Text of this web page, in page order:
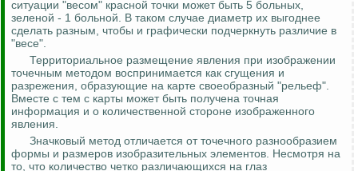
ситуации "весом" красной точки может быть 5 больных,
зеленой - 1 больной. В таком случае диаметр их выгоднее
сделать разным, чтобы и графически подчеркнуть различие в
"весе".
Территориальное размещение явления при изображении
точечным методом воспринимается как сгущения и
разрежения, образующие на карте своеобразный "рельеф".
Вместе с тем с карты может быть получена точная
информация и о количественной стороне изображенного
явления.
Значковый метод отличается отточечного разнообразием
формы и размеров изобразительных элементов. Несмотря на
то, что количество четко различающихся на глаз